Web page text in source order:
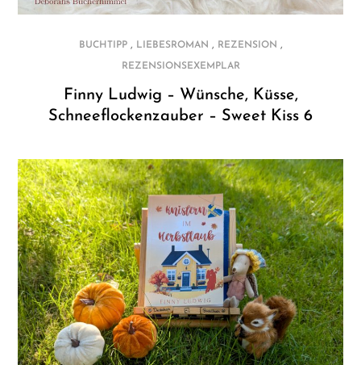
BUCHTIPP, LIEBESROMAN , REZENSION ,
REZENSIONSEXEMPLAR
Finny Ludwig – Wünsche, Küsse,
Schneeflockenzauber – Sweet Kiss 6